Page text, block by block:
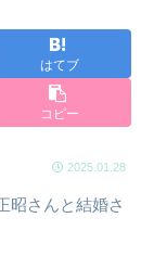
はてブ
コピー
2025.01.28
昭さんと結婚さ